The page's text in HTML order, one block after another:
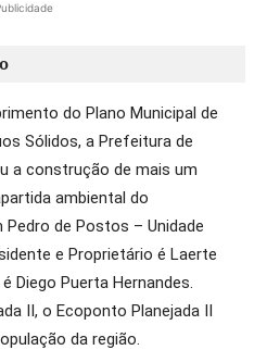
do Plano Municipal de
Sólidos, a Prefeitura de
a construção de mais um
ambiental do
de Postos – Unidade
e Proprietário é Laerte
Diego Puerta Hernandes.
II, o Ecoponto Planejada II
da região.